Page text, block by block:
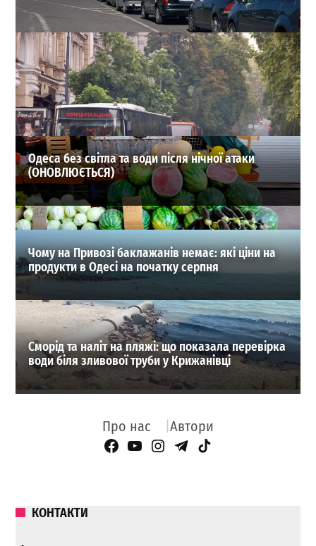
Кордон з Молдовою та Румунією у серпні: які КПП
обрати, щоб не стояти в чергах
0
04.08.2026
ВИБІР РЕДАКЦІЇ
Одеса без світла та води після нічної атаки
(ОНОВЛЮЄТЬСЯ)
Чому на Привозі баклажанів немає: які ціни на
продукти в Одесі на початку серпня
Сморід та наліт на пляжі: що показала перевірка
води біля зливової труби у Крижанівці
Про нас Автори
Facebook Page
YouTube
Instagram
Telegram
TikTok
КОНТАКТИ